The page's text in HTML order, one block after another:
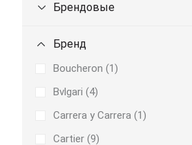
Брендовые
Бренд
Boucheron (1)
Bvlgari (4)
Carrera y Carrera (1)
Cartier (9)